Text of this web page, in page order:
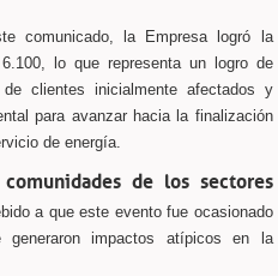
comunicado, la Empresa logró la
lo que representa un logro de
clientes inicialmente afectados y
para avanzar hacia la finalización
de energía.
de los sectores
a que este evento fue ocasionado
impactos atípicos en la